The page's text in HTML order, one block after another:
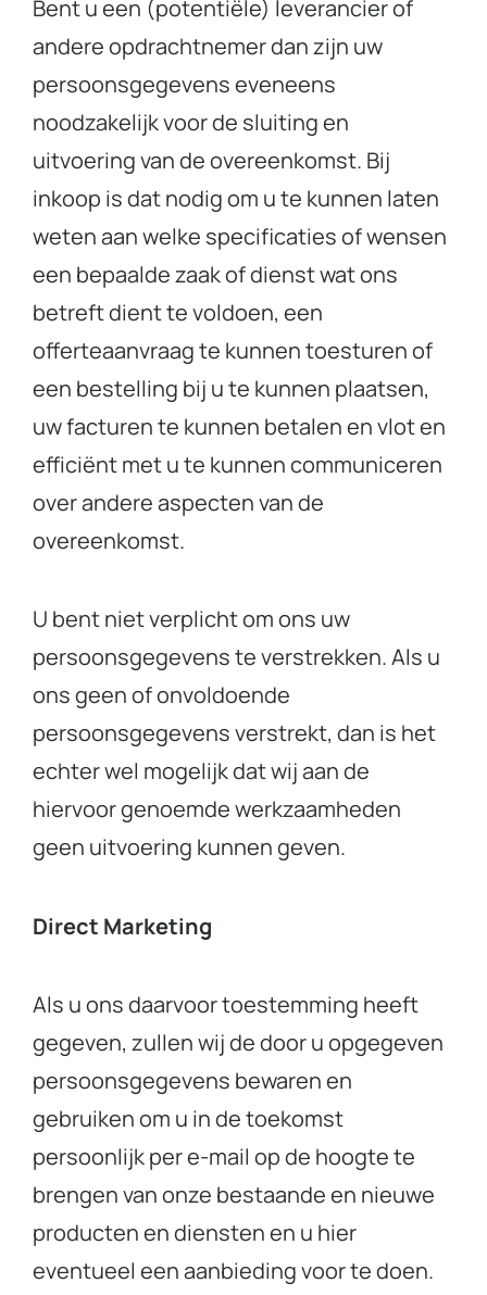
Bent u een (potentiële) leverancier of
andere opdrachtnemer dan zijn uw
persoonsgegevens eveneens
noodzakelijk voor de sluiting en
uitvoering van de overeenkomst. Bij
inkoop is dat nodig om u te kunnen laten
weten aan welke specificaties of wensen
een bepaalde zaak of dienst wat ons
betreft dient te voldoen, een
offerteaanvraag te kunnen toesturen of
een bestelling bij u te kunnen plaatsen,
uw facturen te kunnen betalen en vlot en
efficiënt met u te kunnen communiceren
over andere aspecten van de
overeenkomst.
U bent niet verplicht om ons uw
persoonsgegevens te verstrekken. Als u
ons geen of onvoldoende
persoonsgegevens verstrekt, dan is het
echter wel mogelijk dat wij aan de
hiervoor genoemde werkzaamheden
geen uitvoering kunnen geven.
Direct Marketing
Als u ons daarvoor toestemming heeft
gegeven, zullen wij de door u opgegeven
persoonsgegevens bewaren en
gebruiken om u in de toekomst
persoonlijk per e-mail op de hoogte te
brengen van onze bestaande en nieuwe
producten en diensten en u hier
eventueel een aanbieding voor te doen.